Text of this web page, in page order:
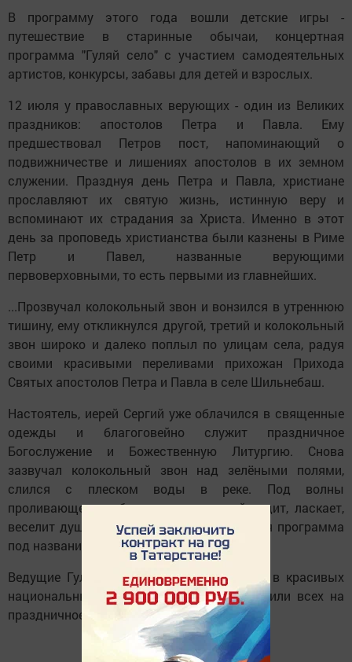
В программу этого года вошли детские игры -
путешествие в старинные обычаи, концертная
программа "Гуляй село" с участием самодеятельных
артистов, конкурсы, забавы для детей и взрослых.
12 июля у православных верующих - один из Великих
праздников: апостолов Петра и Павла. Ему
предшествовал Петров пост, напоминающий о
подвижничестве и лишениях апостолов в их земном
служении. Празднуя день Петра и Павла, христиане
прославляют их святую жизнь, истинную веру и
вспоминают их страдания за Христа. Именно в этот
день за проповедь христианства были казнены в Риме
Петр и Павел, названные верующими
первоверховными, то есть первыми из главнейших.
...Прозвучал колокольный звон и вонзился в утреннюю
тишину, ему откликнулся другой, третий и колокольный
звон широко и далеко поплыл по улицам села, радуя
своими красивыми переливами прихожан Прихода
Святых апостолов Петра и Павла в селе Шильнебаш.
Настоятель, иерей Сергий уже облачился в священные
одежды и благоговейно служит праздничное
Богослужение и Божественную Литургию. Снова
зазвучал колокольный звон над зелёными полями,
слился с плеском воды в реке. Под волны
проливающегося благовеста, который гудит, ласкает,
веселит души началась и наша концертная программа
под названием "Гуляй село".
Ведущие Гульнара и Вероника Садыковы в красивых
национальных русских костюмах пригласили всех на
праздничное мероприятие.